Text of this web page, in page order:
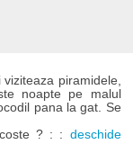
piramidele,
noapte pe malul
pana la gat. Se
? : : deschide